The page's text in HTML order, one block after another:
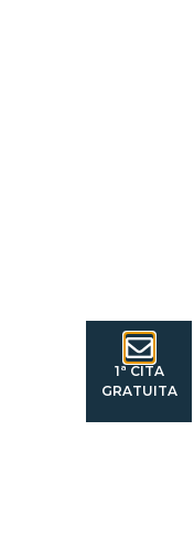
1ª CITA
GRATUITA